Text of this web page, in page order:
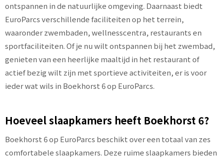
ontspannen in de natuurlijke omgeving. Daarnaast biedt
EuroParcs verschillende faciliteiten op het terrein,
waaronder zwembaden, wellnesscentra, restaurants en
sportfaciliteiten. Of je nu wilt ontspannen bij het zwembad,
genieten van een heerlijke maaltijd in het restaurant of
actief bezig wilt zijn met sportieve activiteiten, er is voor
ieder wat wils in Boekhorst 6 op EuroParcs.
Hoeveel slaapkamers heeft Boekhorst 6?
Boekhorst 6 op EuroParcs beschikt over een totaal van zes
comfortabele slaapkamers. Deze ruime slaapkamers bieden